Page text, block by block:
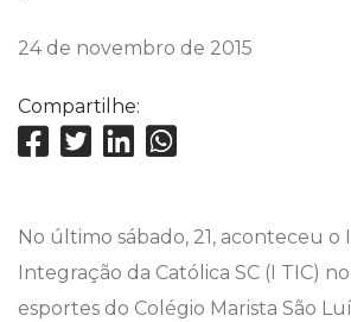
24 de novembro de 2015
Compartilhe:
No último sábado, 21, aconteceu o
Integração da Católica SC (I TIC)
esportes do Colégio Marista São